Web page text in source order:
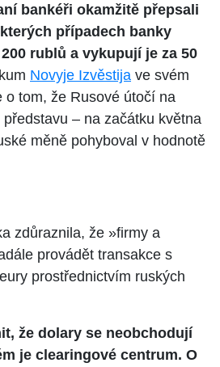
bankéři okamžitě přepsali
případech banky
rublů a vykupují je za 50
Novyje Izvěstija ve svém
o tom, že Rusové útočí na
–⁠⁠⁠⁠⁠⁠ na začátku května
měně pohyboval v hodnotě
zdůraznila, že »firmy a
provádět transakce s
prostřednictvím ruských
že dolary se neobchodují
je clearingové centrum. O